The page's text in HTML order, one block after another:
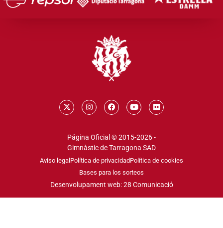
Página Oficial © 2015-2026 -
Gimnàstic de Tarragona SAD
Aviso legalPolítica de privacidadPolítica de cookies
Bases para los sorteos
Desenvolupament web: 28 Comunicació